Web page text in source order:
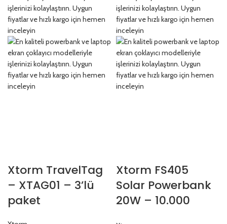
Xtorm TravelTag
– XTAG01 – 3’lü
paket
Xtorm FS405
Solar Powerbank
20W – 10.000